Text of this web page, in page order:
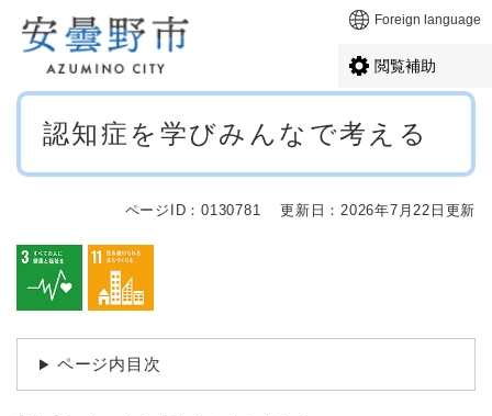
メニューを飛ばして本文へ Foreign language
閲覧補助
本
認知症を学びみんなで考える
ページID：0130781 更新日：2026年7月22日更新
ページ内目次